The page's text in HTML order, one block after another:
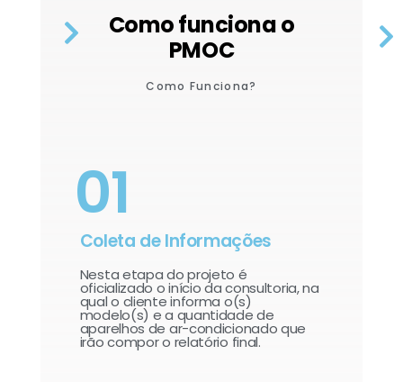
Como funciona o
PMOC
Como Funciona?
01
Coleta de Informações
Nesta etapa do projeto é
oficializado o início da consultoria, na
qual o cliente informa o(s)
modelo(s) e a quantidade de
aparelhos de ar-condicionado que
irão compor o relatório final.​